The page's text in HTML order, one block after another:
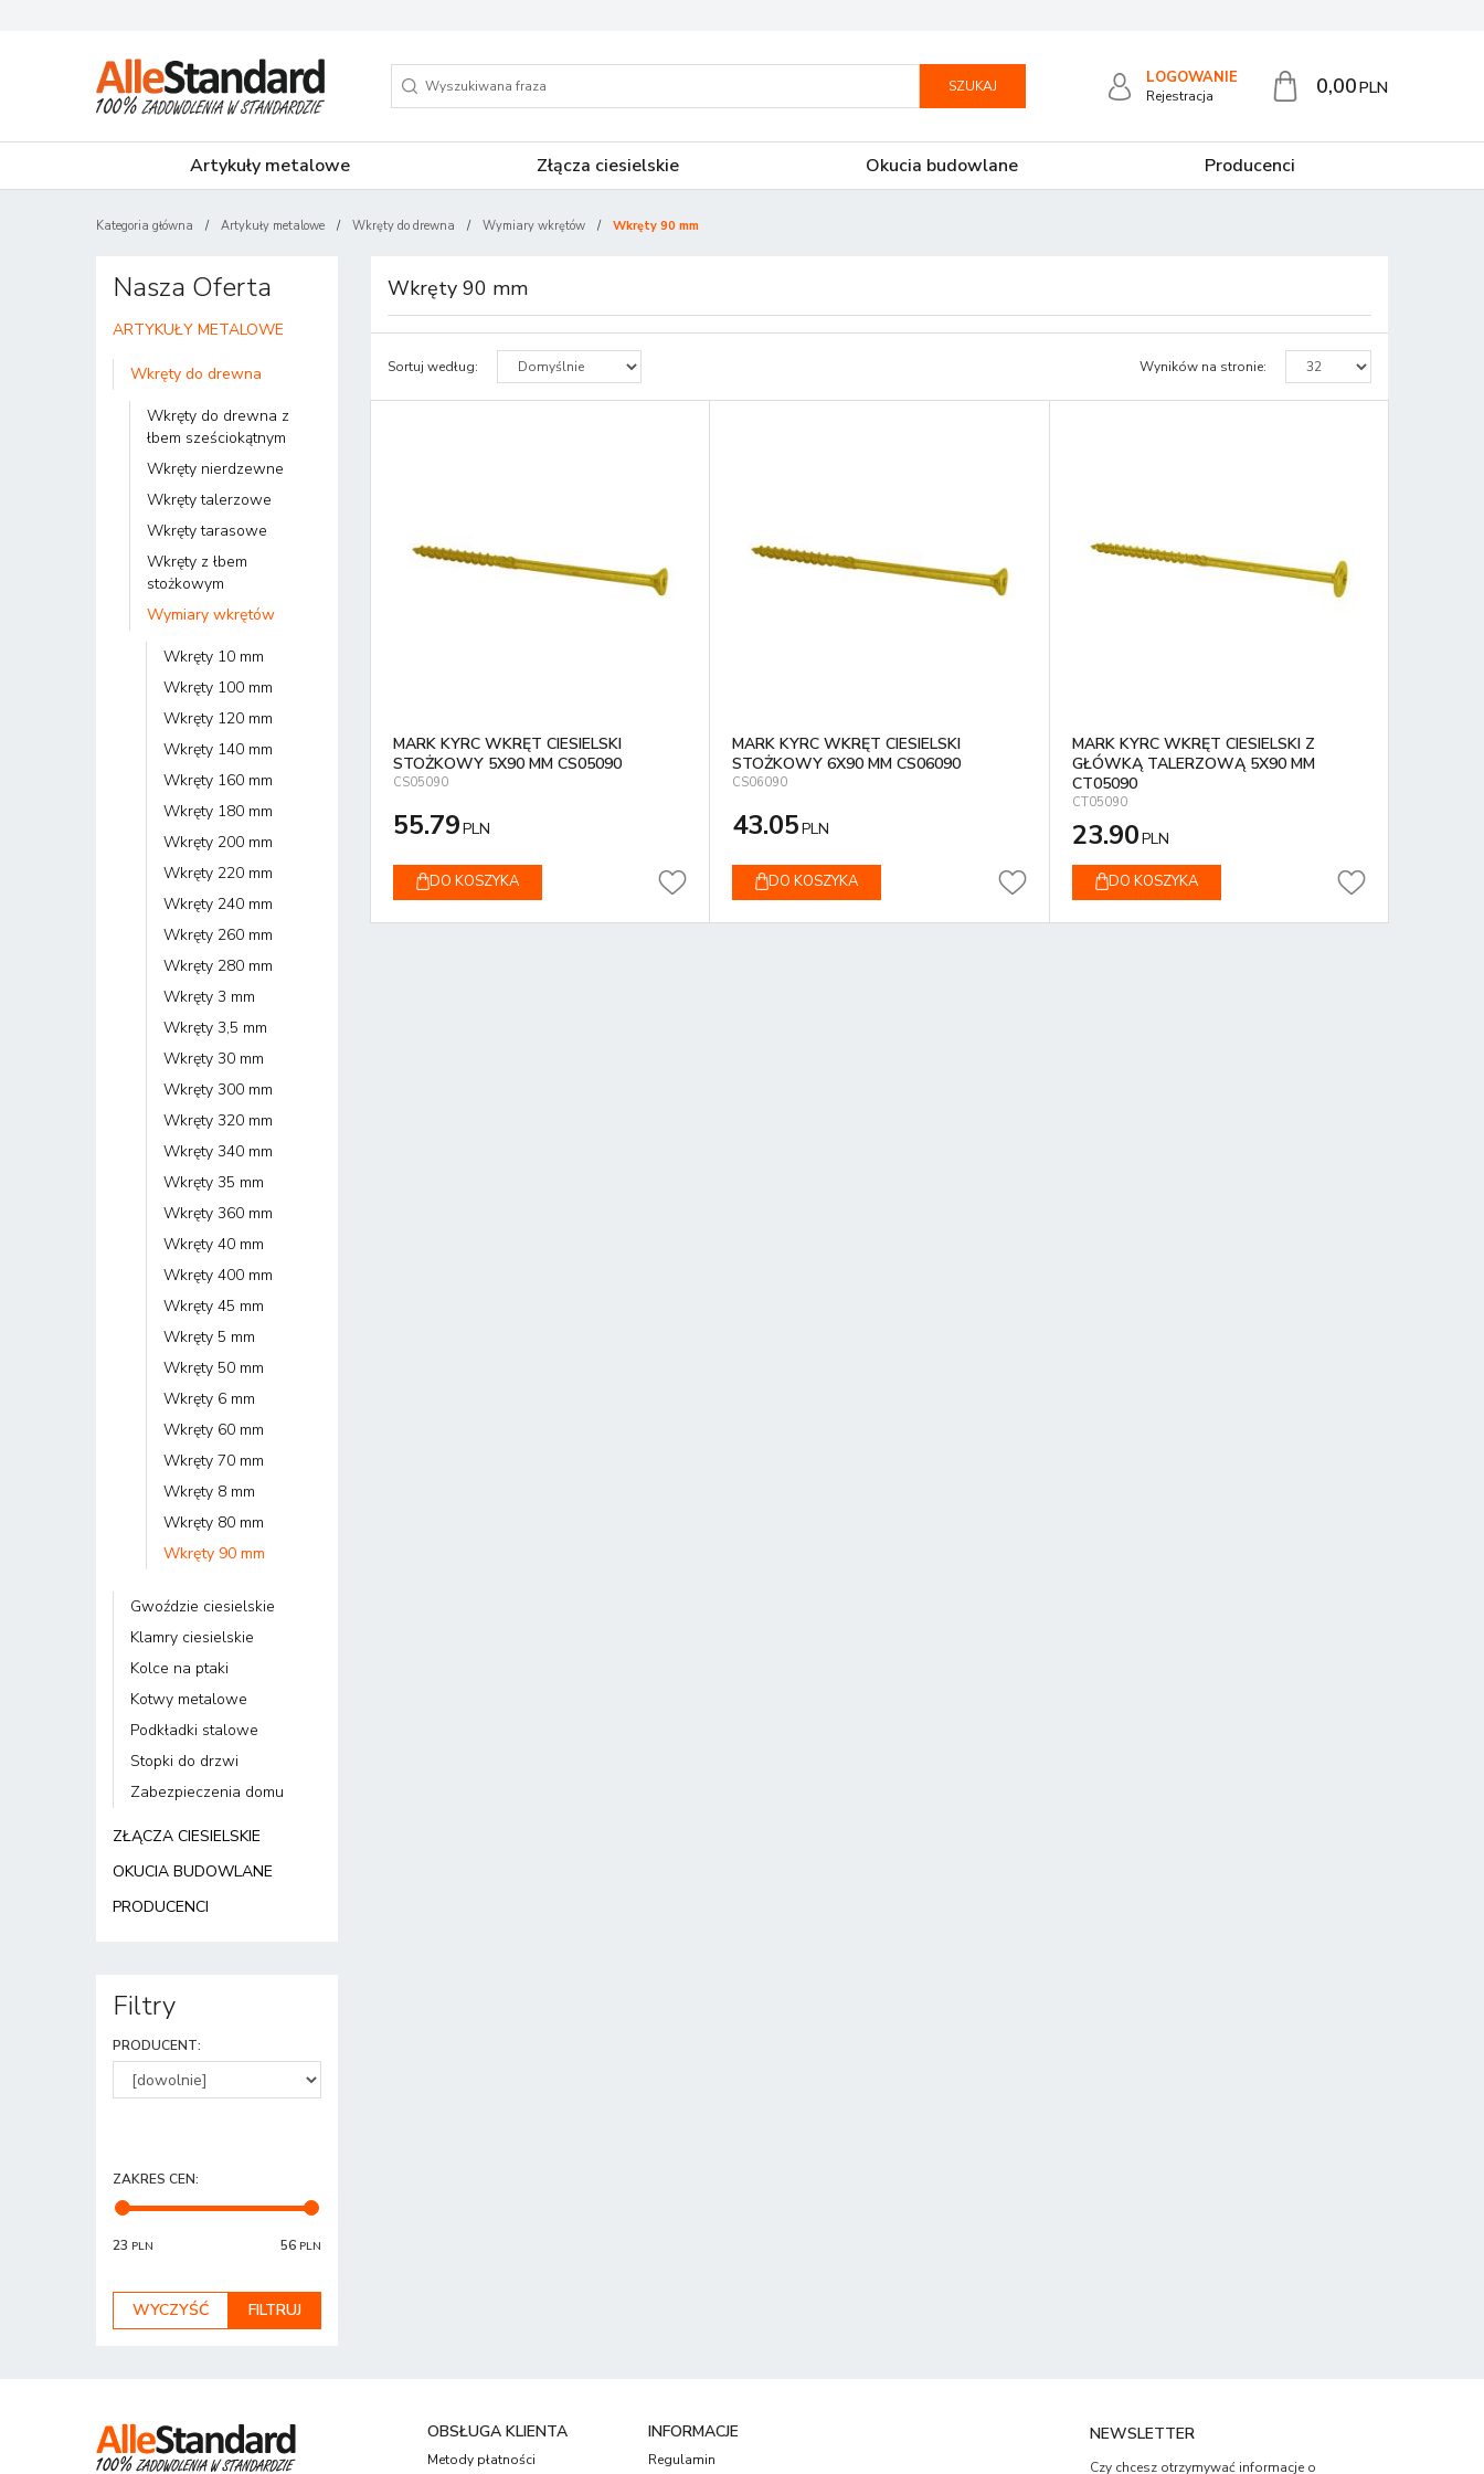
SZUKAJ LOGOWANIE
Rejestracja 0,00PLN
Artykuły metalowe Złącza ciesielskie Okucia budowlane Producenci
Kategoria główna / Artykuły metalowe / Wkręty do drewna / Wymiary wkrętów / Wkręty 90 mm
Wkręty 90 mm
Sortuj według: Wyników na stronie:
MARK KYRC WKRĘT CIESIELSKI
STOŻKOWY 5X90 MM CS05090
CS05090
55.79PLN
DO KOSZYKA
MARK KYRC WKRĘT CIESIELSKI
STOŻKOWY 6X90 MM CS06090
CS06090
43.05PLN
DO KOSZYKA
MARK KYRC WKRĘT CIESIELSKI Z
GŁÓWKĄ TALERZOWĄ 5X90 MM
CT05090
CT05090
23.90PLN
DO KOSZYKA
Nasza Oferta
ARTYKUŁY METALOWE
Wkręty do drewna
Wkręty do drewna z
łbem sześciokątnym
Wkręty nierdzewne
Wkręty talerzowe
Wkręty tarasowe
Wkręty z łbem
stożkowym
Wymiary wkrętów
Wkręty 10 mm
Wkręty 100 mm
Wkręty 120 mm
Wkręty 140 mm
Wkręty 160 mm
Wkręty 180 mm
Wkręty 200 mm
Wkręty 220 mm
Wkręty 240 mm
Wkręty 260 mm
Wkręty 280 mm
Wkręty 3 mm
Wkręty 3,5 mm
Wkręty 30 mm
Wkręty 300 mm
Wkręty 320 mm
Wkręty 340 mm
Wkręty 35 mm
Wkręty 360 mm
Wkręty 40 mm
Wkręty 400 mm
Wkręty 45 mm
Wkręty 5 mm
Wkręty 50 mm
Wkręty 6 mm
Wkręty 60 mm
Wkręty 70 mm
Wkręty 8 mm
Wkręty 80 mm
Wkręty 90 mm
Gwoździe ciesielskie
Klamry ciesielskie
Kolce na ptaki
Kotwy metalowe
Podkładki stalowe
Stopki do drzwi
Zabezpieczenia domu
ZŁĄCZA CIESIELSKIE
OKUCIA BUDOWLANE
PRODUCENCI
Filtry
PRODUCENT:
ZAKRES CEN:
23 PLN 56 PLN
OBSŁUGA KLIENTA
Metody płatności
INFORMACJE
Regulamin
NEWSLETTER
Czy chcesz otrzymywać informacje o